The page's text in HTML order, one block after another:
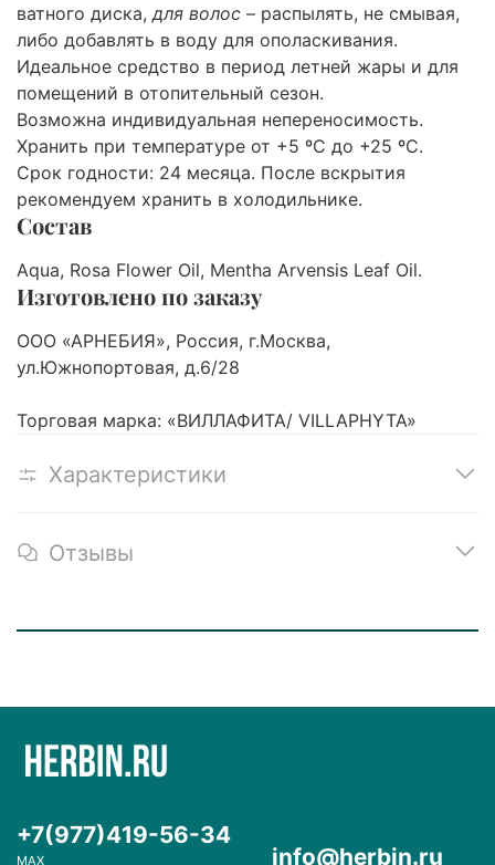
ватного диска, для волос – распылять, не смывая,
либо добавлять в воду для ополаскивания.
Идеальное средство в период летней жары и для
помещений в отопительный сезон.
Возможна индивидуальная непереносимость.
Хранить при температуре от +5 ºС до +25 ºС.
Срок годности: 24 месяца. После вскрытия
рекомендуем хранить в холодильнике.
Состав
Aqua, Rosa Flower Oil, Mentha Arvensis Leaf Oil.
Изготовлено по заказу
ООО «АРНЕБИЯ», Россия, г.Москва,
ул.Южнопортовая, д.6/28
Торговая марка: «ВИЛЛАФИТА/ VILLAPHYTA»
Характеристики
Отзывы
+7(977)419-56-34
MAX info@herbin.ru